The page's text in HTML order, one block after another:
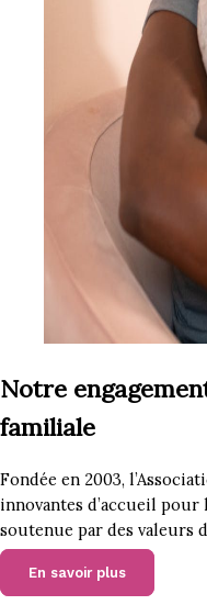
Notre
familiale
Fondée en 2003,
innovantes d’accueil
soutenue par des valeurs
En savoir plus